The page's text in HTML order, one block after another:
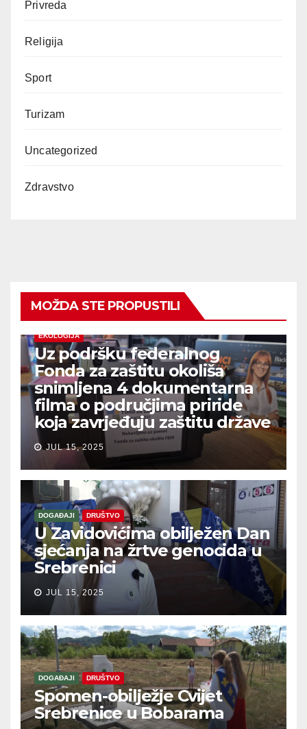
Privreda
Religija
Sport
Turizam
Uncategorized
Zdravstvo
MOŽDA STE PROPUSTILI
EKOLOGIJA
Uz podršku federalnog
Fonda za zaštitu okoliša
snimljena 4 dokumentarna
filma o područjima priride
koja zavrjeđuju zaštitu države
JUL 15, 2025
DOGAĐAJI DRUŠTVO
U Zavidovićima obilježen Dan
sjećanja na žrtve genocida u
Srebrenici
JUL 15, 2025
DOGAĐAJI DRUŠTVO
Spomen-obilježje Cvijet
Srebrenice u Bobarama